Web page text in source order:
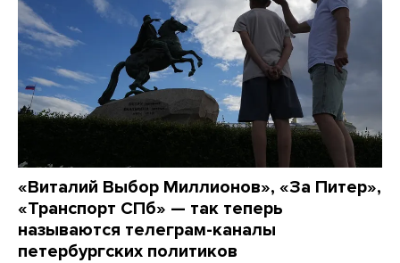
«Виталий Выбор Миллионов», «За Питер»,
«Транспорт СПб» — так теперь
называются телеграм-каналы
петербургских политиков